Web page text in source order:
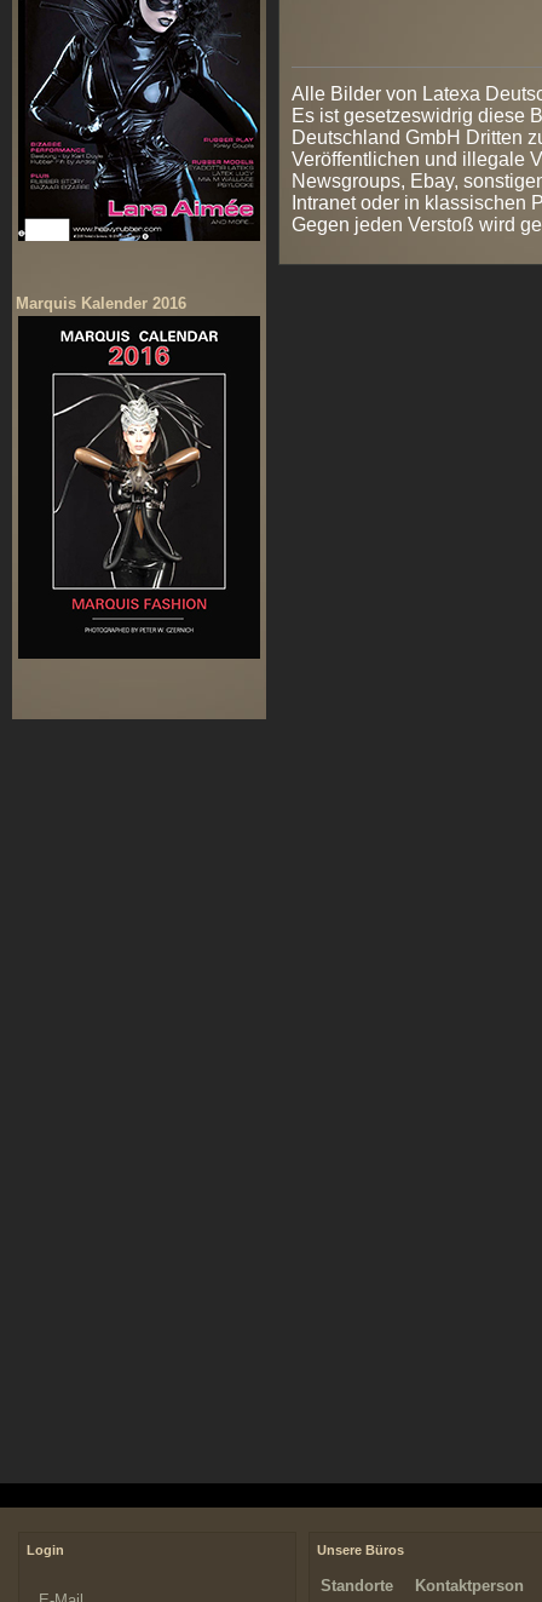
Marquis Kalender 2016
Alle Bilder von Latexa
Es ist gesetzeswidrig diese
Deutschland GmbH Dritten
Veröffentlichen und illegale
Newsgroups, Ebay,
Intranet oder in klassischen
Gegen jeden Verstoß wird
Login Unsere Büros
Standorte Kontaktperson